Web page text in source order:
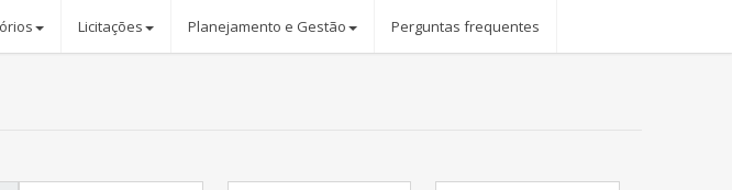
Licitações Planejamento e Gestão Perguntas frequentes